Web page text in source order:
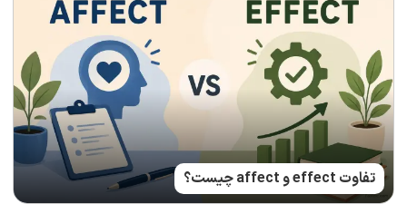
تفاوت effect و affect چیست؟